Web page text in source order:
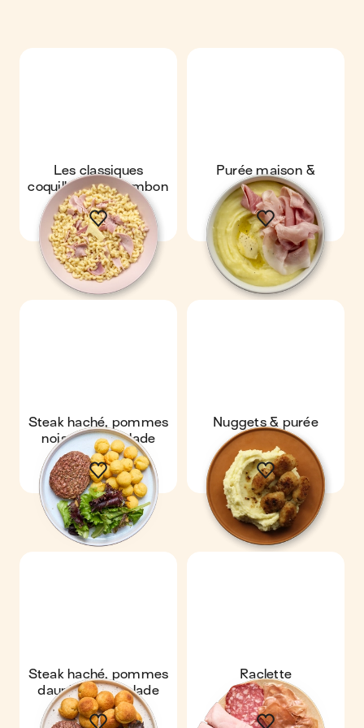
Les classiques
coquillettes au jambon
Purée maison &
jambon
Steak haché, pommes
noisettes & salade
Nuggets & purée
Steak haché, pommes
dauphines & salade
Raclette